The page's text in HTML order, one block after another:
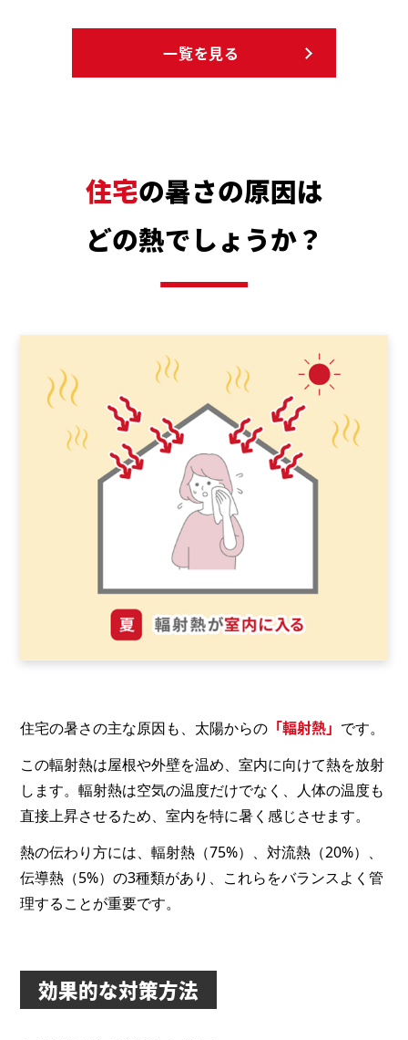
一覧を見る
住宅の暑さの原因は
どの熱でしょうか？
住宅の暑さの主な原因も、太陽からの 「輻射熱」 です。
この輻射熱は屋根や外壁を温め、室内に向けて熱を放射
します。輻射熱は空気の温度だけでなく、人体の温度も
直接上昇させるため、室内を特に暑く感じさせます。
熱の伝わり方には、輻射熱（75%）、対流熱（20%）、
伝導熱（5%）の3種類があり、これらをバランスよく管
理することが重要です。
効果的な対策方法